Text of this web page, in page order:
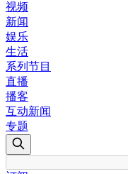
视频
新闻
娱乐
生活
系列节目
直播
播客
互动新闻
专题